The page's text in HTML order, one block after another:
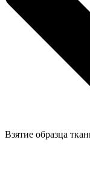
Взятие образца